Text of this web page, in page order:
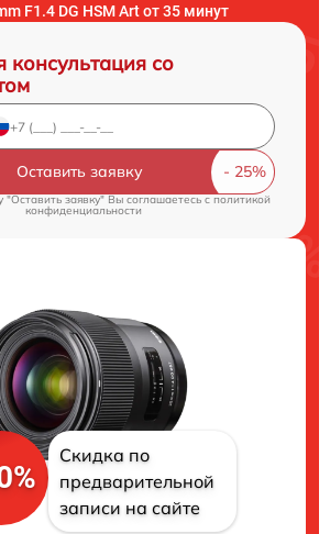
F1.4 DG HSM Art от 35 минут
консультация со
Оставить заявку
заявку" Вы соглашаетесь c политикой
конфиденциальности
Скидка по
предварительной
записи на сайте